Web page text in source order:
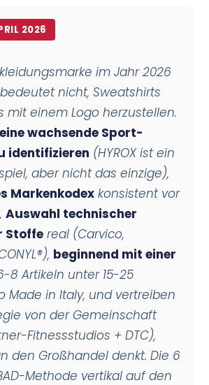
2026
im Jahr 2026
nicht, Sweatshirts
mit einem Logo herzustellen.
eine wachsende Sport-
identifizieren (HYROX ist ein
aber nicht das einzige),
Markenkodex konsistent vor
Auswahl technischer
Stoffe real (Carvico,
beginnend mit einer
8 Artikeln unter 15-25
Made in Italy, und vertreiben
von der Gemeinschaft
Fitnessstudios + DTC),
den Großhandel denkt. Die 6
Methode vertikal auf den